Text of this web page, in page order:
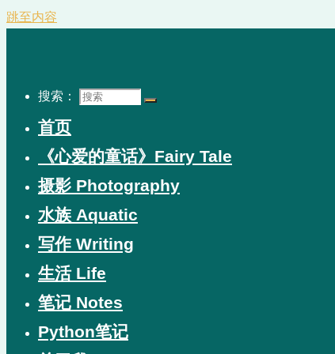
跳至内容
搜索：
首页
《心爱的童话》Fairy Tale
摄影 Photography
水族 Aquatic
写作 Writing
生活 Life
笔记 Notes
Python笔记